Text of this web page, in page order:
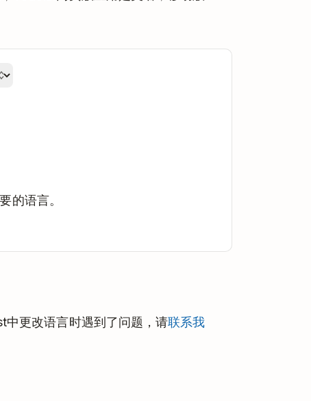
的语言。
更改语言时遇到了问题，请联系我